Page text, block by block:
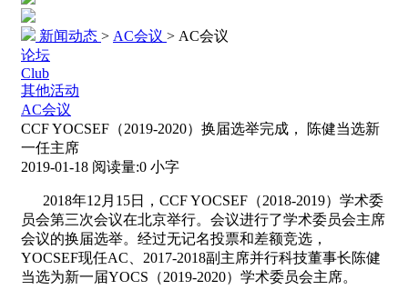
新闻动态 > AC会议 > AC会议
论坛
Club
其他活动
AC会议
CCF YOCSEF（2019-2020）换届选举完成， 陈健当选新
一任主席
2019-01-18 阅读量:0 小字
2018年12月15日，CCF YOCSEF（2018-2019）学术委
员会第三次会议在北京举行。会议进行了学术委员会主席
会议的换届选举。经过无记名投票和差额竞选，
YOCSEF现任AC、2017-2018副主席并行科技董事长陈健
当选为新一届YOCS（2019-2020）学术委员会主席。